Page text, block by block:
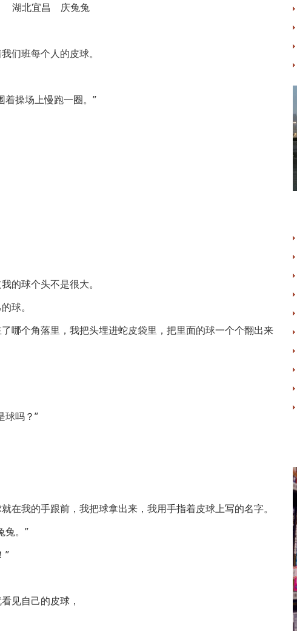
湖北宜昌 庆兔兔
们班每个人的皮球。
着操场上慢跑一圈。”
的球个头不是很大。
球。
哪个角落里，我把头埋进蛇皮袋里，把里面的球一个个翻出来
球吗？”
在我的手跟前，我把球拿出来，我用手指着皮球上写的名字。
兔。”
”
见自己的皮球，